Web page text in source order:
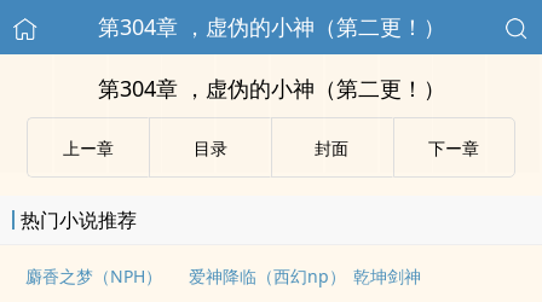
第304章 ，虚伪的小神（第二更！）
第304章 ，虚伪的小神（第二更！）
上ー章 目录 封面 下ー章
热门小说推荐
麝香之梦（NPH） 爱神降临（西幻np）
乾坤剑神